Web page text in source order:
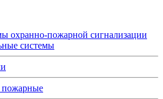
охранно-пожарной сигнализации
системы
пожарные